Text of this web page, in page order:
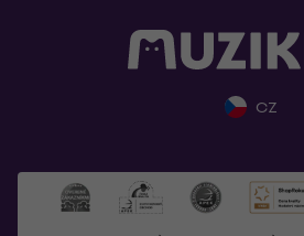
CZ